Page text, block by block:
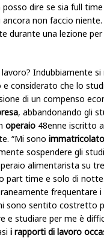
dire se sia full
non faccio niente.
durante una lezione
Indubbiamente
considerato che lo
di un compenso
, abbandonando gli
operaio 48enne iscritto
“Mi sono
sospendere gli
alimentarista su
part time e solo di
frequentare i
sono sentito costretto
e studiare per me è
i rapporti di lavoro